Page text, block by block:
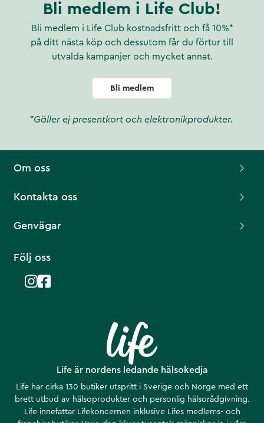
Bli medlem i Life Club!
Bli medlem i Life Club kostnadsfritt och få 10%*
på ditt nästa köp och dessutom får du förtur till
utvalda kampanjer och mycket annat.
Bli medlem
*Gäller ej presentkort och elektronikprodukter.
Life är nordens ledande hälsokedja
Life har cirka 130 butiker utspritt i Sverige och Norge med ett
brett utbud av hälsoprodukter och personlig hälsorådgivning.
Life innefattar Lifekoncernen inklusive Lifes medlems- och
Om oss
Kontakta oss
Genvägar
Följ oss